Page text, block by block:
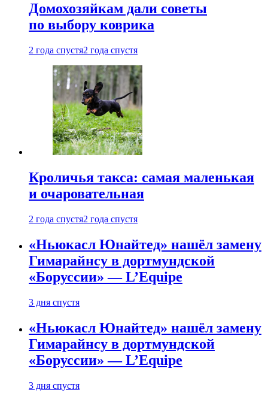
Домохозяйкам дали советы
по выбору коврика
2 года спустя2 года спустя
Кроличья такса: самая маленькая
и очаровательная
2 года спустя2 года спустя
«Ньюкасл Юнайтед» нашёл замену
Гимарайнсу в дортмундской
«Боруссии» — L’Equipe
3 дня спустя
«Ньюкасл Юнайтед» нашёл замену
Гимарайнсу в дортмундской
«Боруссии» — L’Equipe
3 дня спустя